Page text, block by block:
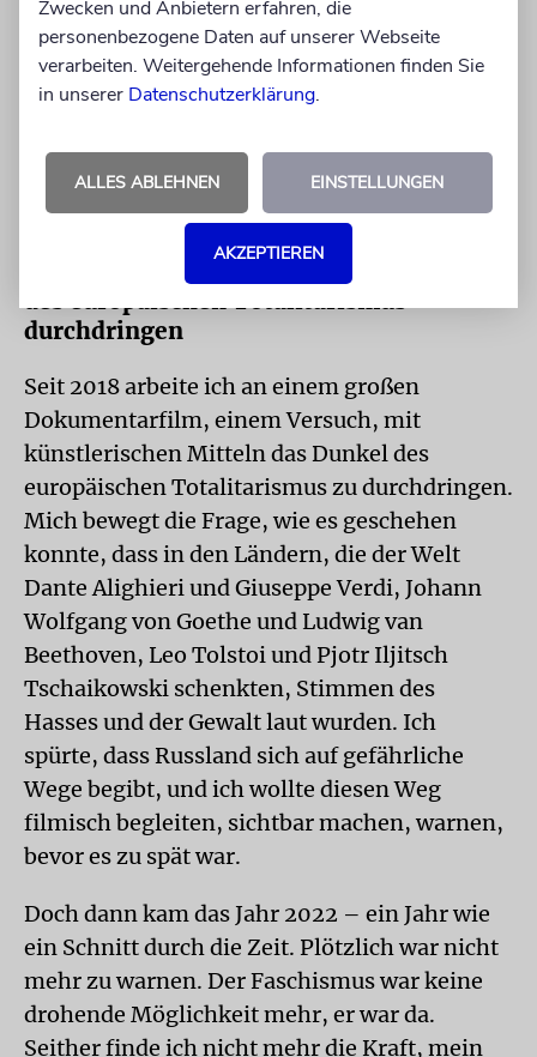
jüdischer Weisheit, diese besondere Art von
Neugier, der Drang, Fragen zu stellen, Dinge
zu hinterfragen. Ethik, Moral, Bildung,
Gerechtigkeit – all das spielte für mich immer
eine große Rolle. Und natürlich dieser Humor,
der oft ein bisschen schräg, manchmal
traurig, aber immer klug ist.
durchdringen
Seit 2018 arbeite ich an einem großen
Dokumentarfilm, einem Versuch, mit
künstlerischen Mitteln das Dunkel des
europäischen Totalitarismus zu durchdringen.
Mich bewegt die Frage, wie es geschehen
konnte, dass in den Ländern, die der Welt
Dante Alighieri und Giuseppe Verdi, Johann
Wolfgang von Goethe und Ludwig van
Beethoven, Leo Tolstoi und Pjotr Iljitsch
Tschaikowski schenkten, Stimmen des
Hasses und der Gewalt laut wurden. Ich
spürte, dass Russland sich auf gefährliche
Wege begibt, und ich wollte diesen Weg
filmisch begleiten, sichtbar machen, warnen,
bevor es zu spät war.
Doch dann kam das Jahr 2022 – ein Jahr wie
ein Schnitt durch die Zeit. Plötzlich war nicht
mehr zu warnen. Der Faschismus war keine
drohende Möglichkeit mehr, er war da.
Seither finde ich nicht mehr die Kraft, mein
Zwecken und Anbietern erfahren, die
personenbezogene Daten auf unserer Webseite
verarbeiten. Weitergehende Informationen finden Sie
in unserer Datenschutzerklärung.
ALLES ABLEHNEN EINSTELLUNGEN
AKZEPTIEREN